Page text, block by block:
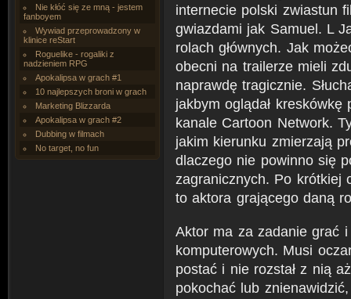
Nie kłóć się ze mną - jestem
fanboyem
Wywiad przeprowadzony w
klinice reStart
Roguelike - rogaliki z
nadzieniem RPG
Apokalipsa w grach #1
10 najlepszych broni w grach
Marketing Blizzarda
Apokalipsa w grach #2
Dubbing w filmach
No target, no fun
internecie polski zwiastun
gwiazdami jak Samuel. L
rolach głównych. Jak
obecni na trailerze mieli
naprawdę tragicznie.
jakbym oglądał kreskówkę
kanale Cartoon Network.
jakim kierunku zmierzają
dlaczego nie powinno się
zagranicznych. Po krótkiej
to aktora grającego daną
Aktor ma za zadanie grać
komputerowych. Musi
postać i nie rozstał z nią
pokochać lub